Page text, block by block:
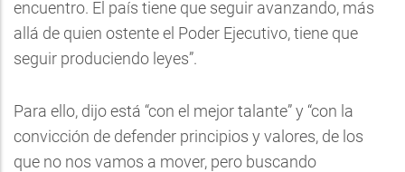
encuentro. El país tiene que seguir avanzando, más
allá de quien ostente el Poder Ejecutivo, tiene que
seguir produciendo leyes”.
Para ello, dijo está “con el mejor talante” y “con la
convicción de defender principios y valores, de los
que no nos vamos a mover, pero buscando